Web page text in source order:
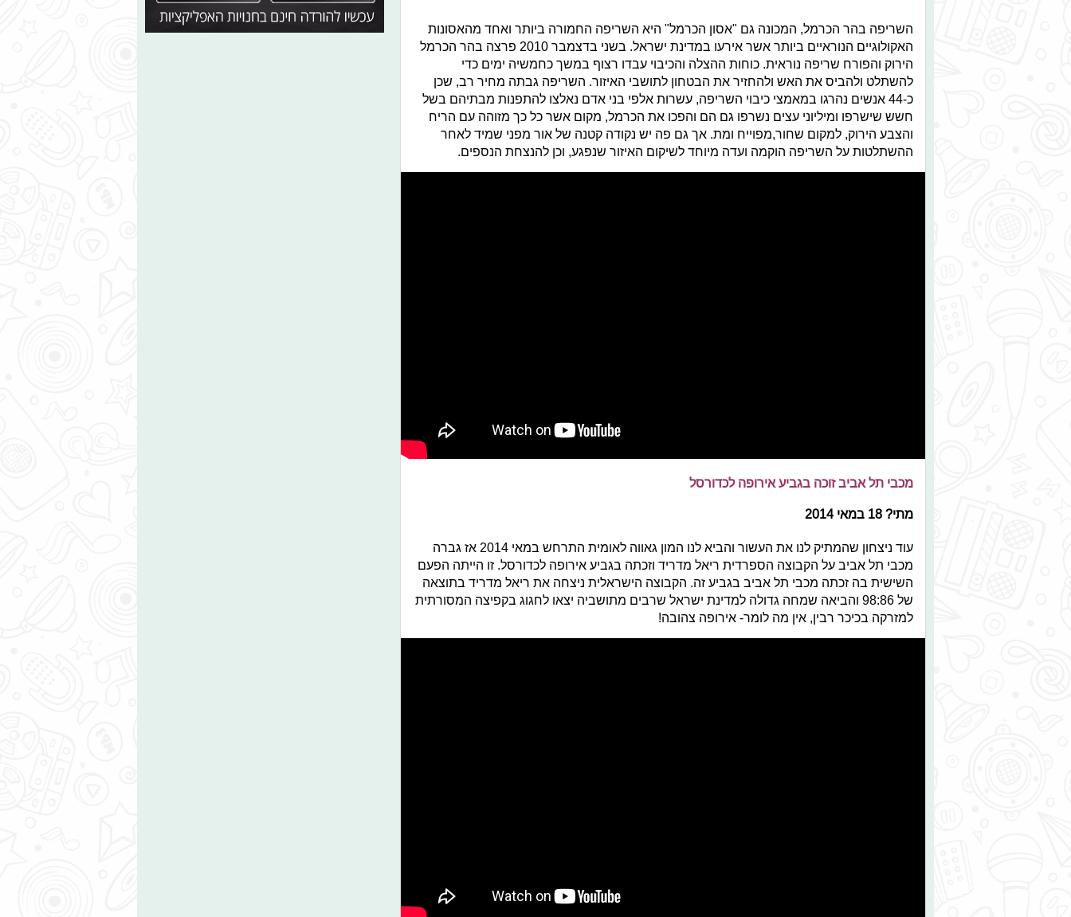
השריפה בהר הכרמל, המכונה גם "אסון הכרמל" היא השריפה החמורה ביותר ואחד מהאסונות
האקולוגיים הנוראיים ביותר אשר אירעו במדינת ישראל. בשני בדצמבר 2010 פרצה בהר הכרמל
הירוק והפורח שריפה נוראית. כוחות ההצלה והכיבוי עבדו רצוף במשך כחמשיה ימים כדי
להשתלט ולהביס את האש ולהחזיר את הבטחון לתושבי האיזור. השריפה גבתה מחיר רב, שכן
כ-44 אנשים נהרגו במאמצי כיבוי השריפה, עשרות אלפי בני אדם נאלצו להתפנות מבתיהם בשל
חשש שישרפו ומיליוני עצים נשרפו גם הם והפכו את הכרמל, מקום אשר כל כך מזוהה עם הריח
והצבע הירוק, למקום שחור,מפוייח ומת. אך גם פה יש נקודה קטנה של אור מפני שמיד לאחר
ההשתלטות על השריפה הוקמה ועדה מיוחד לשיקום האיזור שנפגע, וכן להנצחת הנספים.
מכבי תל אביב זוכה בגביע אירופה לכדורסל
מתי? 18 במאי 2014
עוד ניצחון שהמתיק לנו את העשור והביא לנו המון גאווה לאומית התרחש במאי 2014 אז גברה
מכבי תל אביב על הקבוצה הספרדית ריאל מדריד וזכתה בגביע אירופה לכדורסל. זו הייתה הפעם
השישית בה זכתה מכבי תל אביב בגביע זה. הקבוצה הישראלית ניצחה את ריאל מדריד בתוצאה
של 98:86 והביאה שמחה גדולה למדינת ישראל שרבים מתושביה יצאו לחגוג בקפיצה המסורתית
למזרקה בכיכר רבין, אין מה לומר- אירופה צהובה!